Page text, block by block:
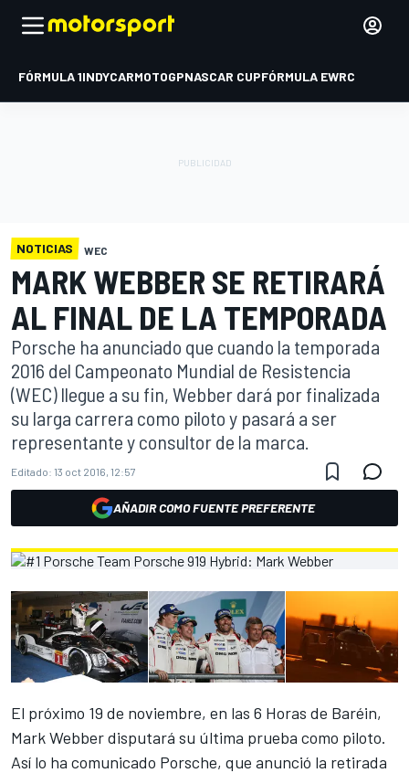
FÓRMULA 1INDYCARMOTOGPNASCAR CUPFÓRMULA EWRC
NOTICIAS WEC
MARK WEBBER SE RETIRARÁ
AL FINAL DE LA TEMPORADA
Porsche ha anunciado que cuando la temporada
2016 del Campeonato Mundial de Resistencia
(WEC) llegue a su fin, Webber dará por finalizada
su larga carrera como piloto y pasará a ser
representante y consultor de la marca.
Editado: 13 oct 2016, 12:57
AÑADIR COMO FUENTE PREFERENTE
El próximo 19 de noviembre, en las 6 Horas de Baréin,
Mark Webber disputará su última prueba como piloto.
Así lo ha comunicado Porsche, que anunció la retirada